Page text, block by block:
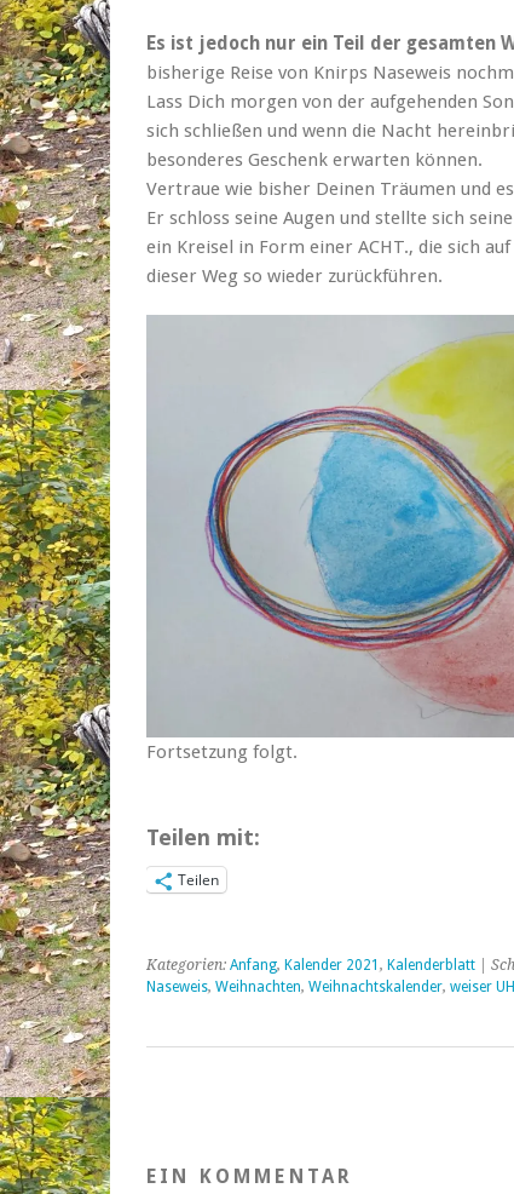
Es ist jedoch nur ein Teil der gesamten
bisherige Reise von Knirps Naseweis
Lass Dich morgen von der aufgehenden
sich schließen und wenn die Nacht
besonderes Geschenk erwarten können.
Vertraue wie bisher Deinen Träumen und
Er schloss seine Augen und stellte sich
ein Kreisel in Form einer ACHT., die sich
dieser Weg so wieder zurückführen.
Fortsetzung folgt.
Teilen mit:
Teilen
Kategorien: Anfang, Kalender 2021 , Kalenderblatt |
Naseweis, Weihnachten, Weihnachtskalender, weiser
EIN KOMMENTAR